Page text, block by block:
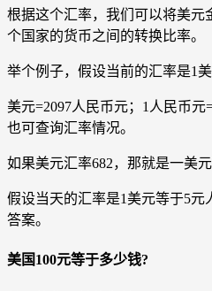
根据这个汇率，我们可以将美元
个国家的货币之间的转换比率。
举个例子，假设当前的汇率是1
美元=2097人民币元；1人民币
也可查询汇率情况。
如果美元汇率682，那就是一美
假设当天的汇率是1美元等于5元
答案。
美国100元等于多少钱?